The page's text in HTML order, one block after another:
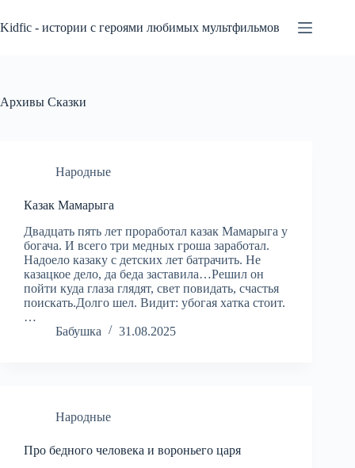
к
сути
Kidfic - истории с героями любимых мультфильмов
Архивы Сказки
Народные
Казак Мамарыга
Двадцать пять лет проработал казак Мамарыга у
богача. И всего три медных гроша заработал.
Надоело казаку с детских лет батрачить. Не
казацкое дело, да беда заставила…Решил он
пойти куда глаза глядят, свет повидать, счастья
поискать.Долго шел. Видит: убогая хатка стоит.
…
Бабушка
31.08.2025
Народные
Про бедного человека и вороньего царя